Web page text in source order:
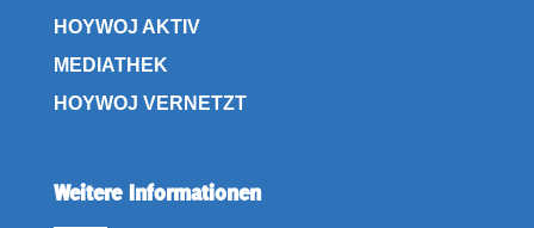
HOYWOJ AKTIV
MEDIATHEK
HOYWOJ VERNETZT
Weitere Informationen